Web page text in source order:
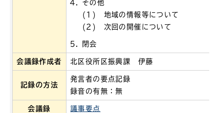
その他
(1) 地域の情報等について
(2) 次回の開催について
閉会
会議録作成者 北区役所区振興課 伊藤
記録の方法
発言者の要点記録
録音の有無：無
会議録 議事要点